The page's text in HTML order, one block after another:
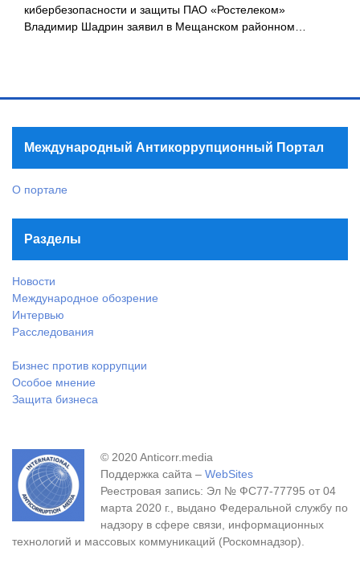
кибербезопасности и защиты ПАО «Ростелеком»
Владимир Шадрин заявил в Мещанском районном…
Международный Антикоррупционный Портал
О портале
Разделы
Новости
Международное обозрение
Интервью
Расследования
Бизнес против коррупции
Особое мнение
Защита бизнеса
© 2020 Anticorr.media
Поддержка сайта – WebSites
Реестровая запись: Эл № ФС77-77795 от 04
марта 2020 г., выдано Федеральной службу по
надзору в сфере связи, информационных
технологий и массовых коммуникаций (Роскомнадзор).